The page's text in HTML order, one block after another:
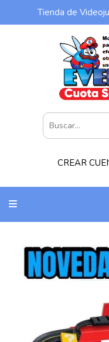
Tienda de
CREAR